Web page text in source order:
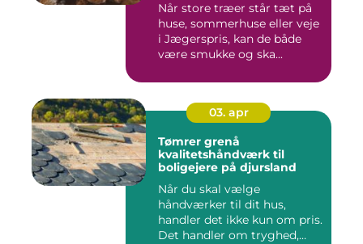
Når store træer står tæt på
huse, sommerhuse eller veje
i Jægerspris, kan de både
være smukke og ska...
03. apr
Tømrer grenå
kvalitetshåndværk til
boligejere på djursland
Når du skal vælge
håndværker til dit hus,
handler det ikke kun om pris.
Det handler om tryghed,